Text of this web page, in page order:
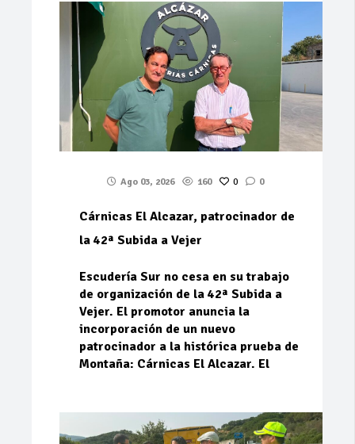
Ago 03, 2026 160 0 0
Cárnicas El Alcazar, patrocinador de
la 42ª Subida a Vejer
Escudería Sur no cesa en su trabajo
de organización de la 42ª Subida a
Vejer. El promotor anuncia la
incorporación de un nuevo
patrocinador a la histórica prueba de
Montaña: Cárnicas El Alcazar. El